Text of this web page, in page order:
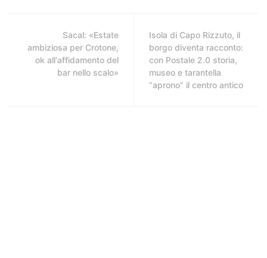
Sacal: «Estate
ambiziosa per Crotone,
ok all'affidamento del
bar nello scalo»
Isola di Capo Rizzuto, il
borgo diventa racconto:
con Postale 2.0 storia,
museo e tarantella
“aprono” il centro antico